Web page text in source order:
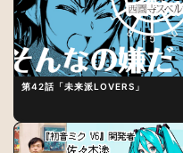
第42話「未来派LOVERS」